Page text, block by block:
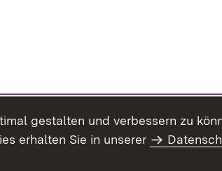
gestalten und verbessern zu
erhalten Sie in unserer